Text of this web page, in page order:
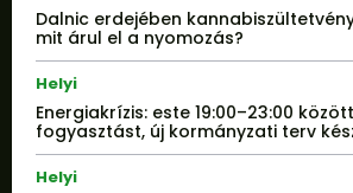
Dalnic erdejében
mit árul el a nyomozás?
Helyi
Energiakrízis: este 19:00–23:00
fogyasztást, új kormányzati terv
Helyi